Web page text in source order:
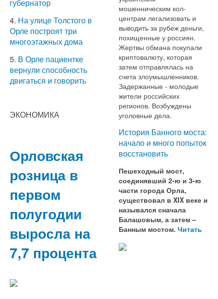
губернатор
4. На улице Толстого в
Орле построят три
многоэтажных дома
5. В Орле пациентке
вернули способность
двигаться и говорить
ЭКОНОМИКА
Орловская
розница в
первом
полугодии
выросла на
7,7 процента
мошенническим кол-
центрам легализовать и
выводить за рубеж деньги,
похищенные у россиян.
Жертвы обмана покупали
криптовалюту, которая
затем отправлялась на
счета злоумышленников.
Задержанные - молодые
жители российских
регионов. Возбуждены
уголовные дела.
История Банного моста:
начало и много попыток
восстановить
Пешеходный мост,
соединявший 2-ю и 3-ю
части города Орла,
существовал в XIX веке и
назывался сначала
Балашовым, а затем –
Банным мостом. Читать